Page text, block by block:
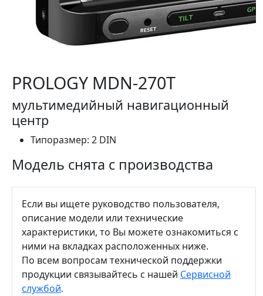
PROLOGY MDN-270T
мультимедийный навигационный
центр
Типоразмер: 2 DIN
Модель снята с производства
Если вы ищете руководство пользователя,
описание модели или технические
характеристики, то Вы можете ознакомиться с
ними на вкладках расположенных ниже.
По всем вопросам технической поддержки
продукции связывайтесь с нашей Сервисной
службой.